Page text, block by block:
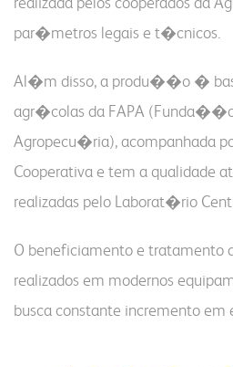
par�metros legais e t�cnicos.
Al�m disso, a produ��o �
agr�colas da FAPA
Agropecu�ria), acompanhada
Cooperativa e tem a qualidade
realizadas pelo Laborat�rio
O beneficiamento e tratamento
realizados em modernos
busca constante incremento